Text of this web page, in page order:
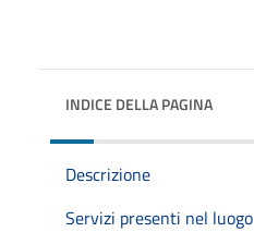
INDICE DELLA PAGINA
Descrizione
Servizi presenti nel luogo